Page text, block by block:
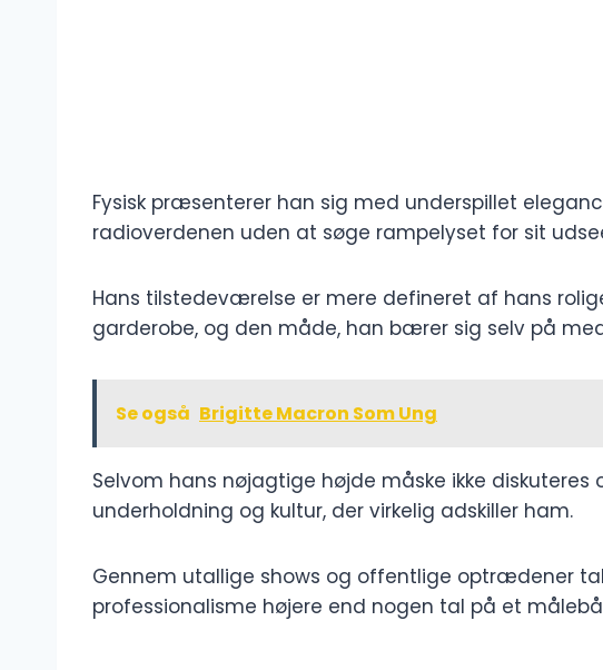
Fysisk præsenterer han sig med underspillet
radioverdenen uden at søge rampelyset for sit
Hans tilstedeværelse er mere defineret af hans
garderobe, og den måde, han bærer sig selv på
Se også Brigitte Macron Som Ung
Selvom hans nøjagtige højde måske ikke
underholdning og kultur, der virkelig adskiller ham.
Gennem utallige shows og offentlige optrædener
professionalisme højere end nogen tal på et